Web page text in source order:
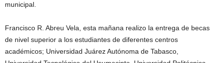
municipal.
Francisco R. Abreu Vela, esta mañana realizo la entrega de becas
de nivel superior a los estudiantes de diferentes centros
académicos; Universidad Juárez Autónoma de Tabasco,